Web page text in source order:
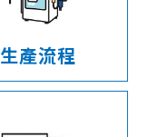
生產流程